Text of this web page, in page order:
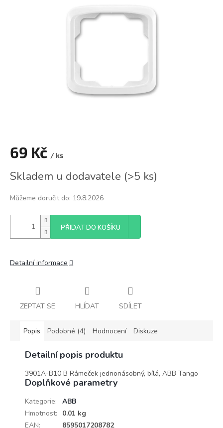
69 Kč / ks
cena:
Skladem u dodavatele (>5 ks)
Můžeme doručit do: 19.8.2026
PŘIDAT DO KOŠÍKU
Detailní informace
ZEPTAT SE HLÍDAT SDÍLET
Popis Podobné (4) Hodnocení Diskuze
Detailní popis produktu
3901A-B10 B Rámeček jednonásobný, bílá, ABB Tango
Doplňkové parametry
Kategorie:
ABB
Hmotnost:
0.01 kg
EAN: 8595017208782